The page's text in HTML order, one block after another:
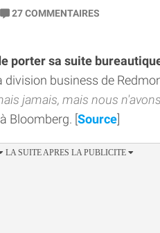
27COMMENTAIRES
porter sa suite
division business de
jamais, mais nous
Bloomberg. [Source]